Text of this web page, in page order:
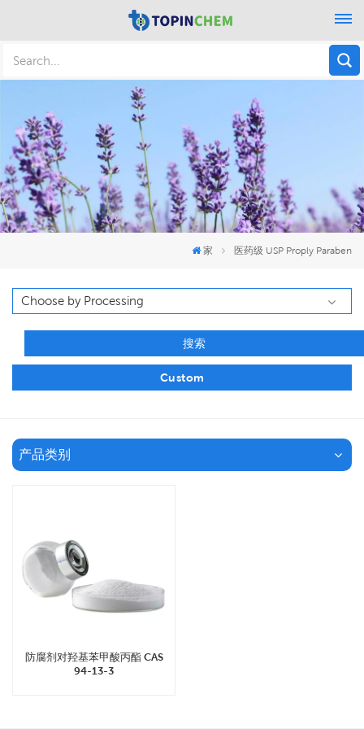
家 医药级 USP Proply Paraben
搜索
Custom
产品类别
防腐剂对羟基苯甲酸丙酯 CAS
94-13-3